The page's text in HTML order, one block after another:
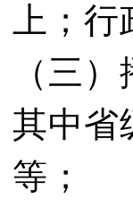
上；
（三
其中省
等；